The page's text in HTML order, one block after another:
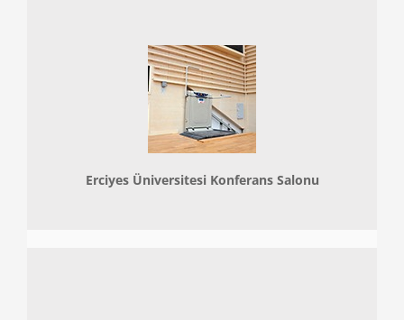
Erciyes Üniversitesi Konferans Salonu